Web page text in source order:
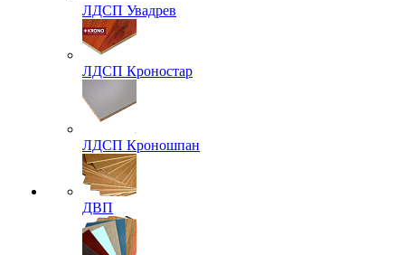
ЛДСП Увадрев
ЛДСП Кроностар
ЛДСП Кроношпан
ДВП